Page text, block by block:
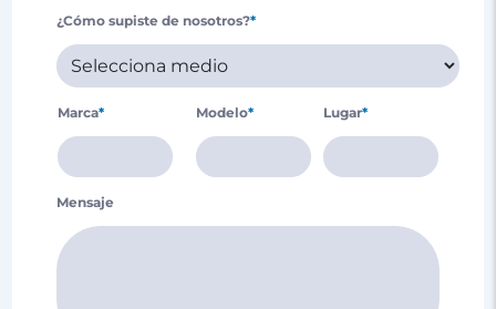
¿Cómo supiste de nosotros?*
Marca* Modelo* Lugar*
Mensaje